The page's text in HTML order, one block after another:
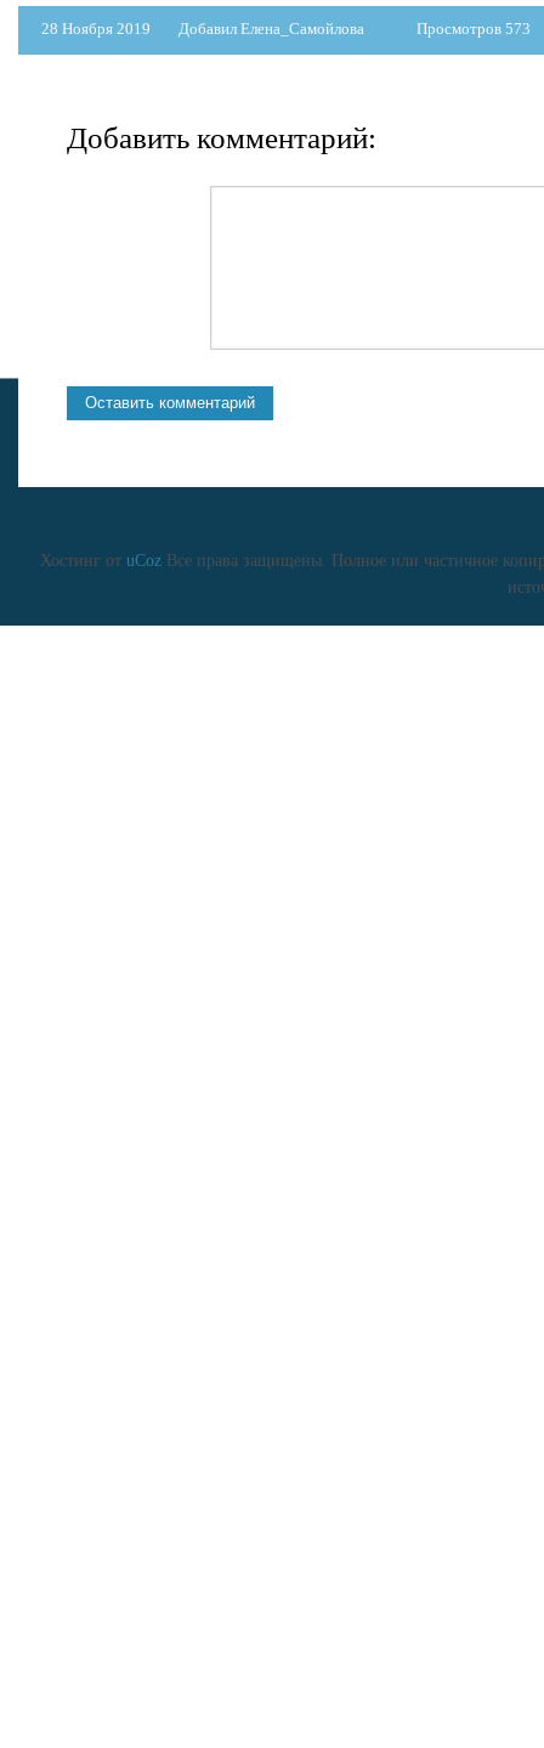
28 Ноября 2019 Добавил Елена_Самойлова Просмотров 573
Добавить комментарий:
Хостинг от uCozВсе права защищены. Полное или частичное